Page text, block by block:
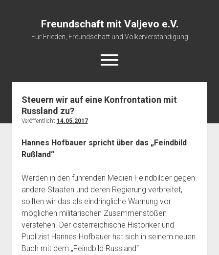
Freundschaft mit Valjevo e.V.
Für Frieden, Freundschaft und Völkerverständigung
open
menu
Startseite
Impressum
Steuern wir auf eine Konfrontation mit
Russland zu?
Veröffentlicht 14.05.2017
Hannes Hofbauer spricht über das „Feindbild
Rußland“
Werden in den führenden Medien Feindbilder gegen
andere Staaten und deren Regierung verbreitet,
sollten wir das als eindringliche Warnung vor
möglichen militärischen Zusammenstößen
verstehen. Der österreichische Historiker und
Publizist Hannes Hofbauer hat sich in seinem neuen
Buch mit dem „Feindbild Russland“